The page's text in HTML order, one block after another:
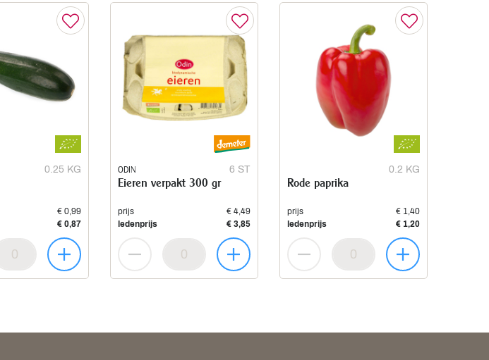
0.25 KG
€ 0,99
€ 0,87
ODIN 6 ST
Eieren verpakt 300 gr
prijs
€ 4,49
ledenprijs
€ 3,85
0.2 KG
Rode paprika
prijs
€ 1,40
ledenprijs
€ 1,20